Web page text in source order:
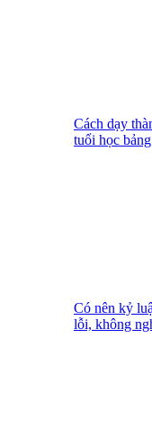
Cách dạy
tuổi học
Có nên kỷ
lỗi, không